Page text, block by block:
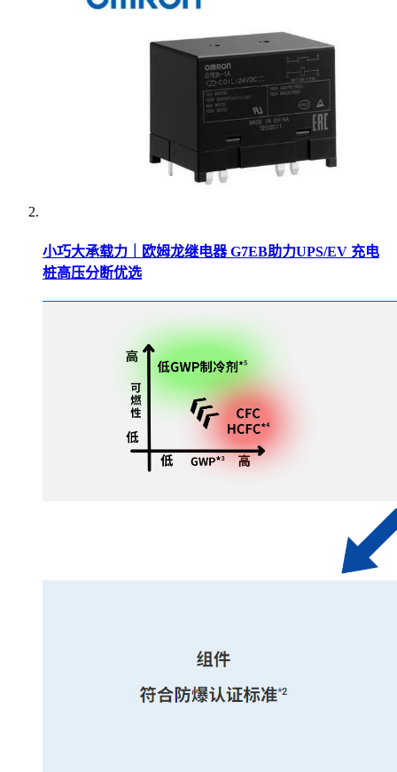
小巧大承载力｜欧姆龙继电器 G7EB助力UPS/EV 充电
桩高压分断优选